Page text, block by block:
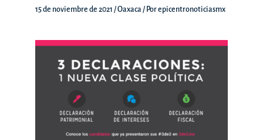
15 de noviembre de 2021 /Oaxaca / Porepicentronoticiasmx